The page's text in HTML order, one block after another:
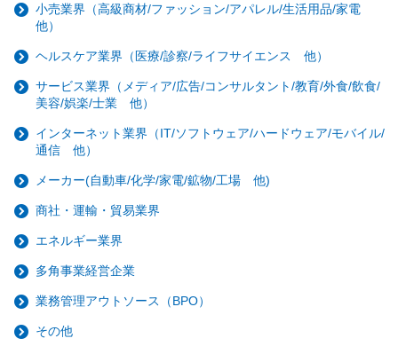
小売業界（高級商材/ファッション/アパレル/生活用品/家電
他）
ヘルスケア業界（医療/診察/ライフサイエンス 他）
サービス業界（メディア/広告/コンサルタント/教育/外食/飲食/
美容/娯楽/士業 他）
インターネット業界（IT/ソフトウェア/ハードウェア/モバイル/
通信 他）
メーカー(自動車/化学/家電/鉱物/工場 他)
商社・運輸・貿易業界
エネルギー業界
多角事業経営企業
業務管理アウトソース（BPO）
その他